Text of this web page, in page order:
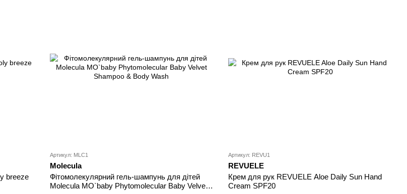
breeze
Артикул: MLC1
Molecula
Фітомолекулярний гель-шампунь для дітей
Molecula MO`baby Phytomolecular Baby Velvet
Артикул: REVU1
REVUELE
Крем для рук REVUELE Aloe Daily Sun Hand
Cream SPF20